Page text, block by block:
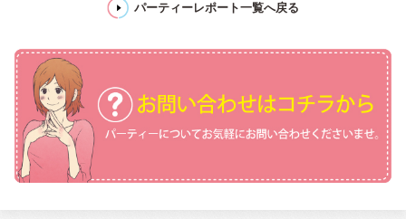
パーティーレポート一覧へ戻る